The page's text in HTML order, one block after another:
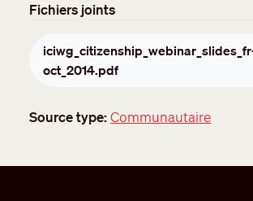
Fichiers joints
oct_2014.pdf
Source type Communautaire